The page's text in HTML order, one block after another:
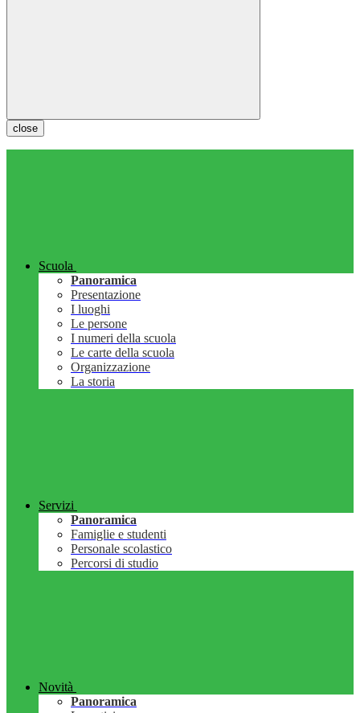
close
Scuola
Panoramica
Presentazione
I luoghi
Le persone
I numeri della scuola
Le carte della scuola
Organizzazione
La storia
Servizi
Panoramica
Famiglie e studenti
Personale scolastico
Percorsi di studio
Novità
Panoramica